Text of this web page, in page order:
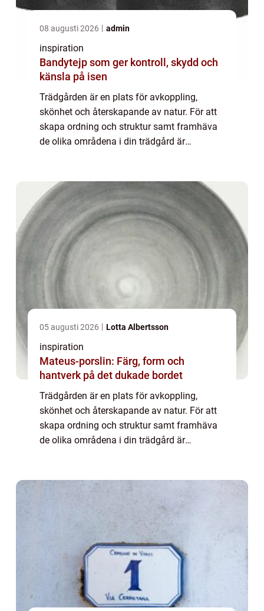
08 augusti 2026 admin
inspiration
Bandytejp som ger kontroll, skydd och
känsla på isen
Trädgården är en plats för avkoppling,
skönhet och återskapande av natur. För att
skapa ordning och struktur samt framhäva
de olika områdena i din trädgård är
05 augusti 2026 Lotta Albertsson
inspiration
Mateus-porslin: Färg, form och
hantverk på det dukade bordet
Trädgården är en plats för avkoppling,
skönhet och återskapande av natur. För att
skapa ordning och struktur samt framhäva
de olika områdena i din trädgård är